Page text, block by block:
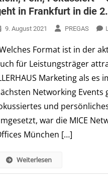
in Frankfurt in die
9. August 2021 PREGAS
Format ist in der
für Leistungsträger
Marketing als
Networking Events
und
war die MICE
München […]
Weiterlesen